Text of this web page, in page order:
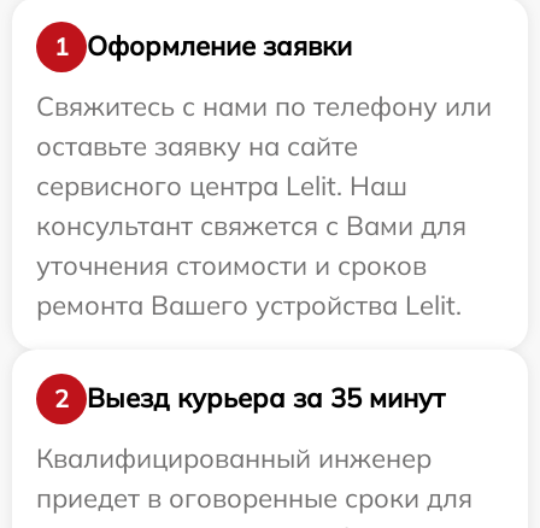
1
Оформление заявки
Свяжитесь с нами по телефону или
оставьте заявку на сайте
сервисного центра Lelit. Наш
консультант свяжется с Вами для
уточнения стоимости и сроков
ремонта Вашего устройства Lelit.
2
Выезд курьера за 35 минут
Квалифицированный инженер
приедет в оговоренные сроки для